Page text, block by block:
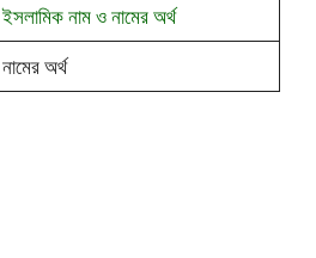
ইসলামিক নাম ও নামের অর্থ
নামের অর্থ